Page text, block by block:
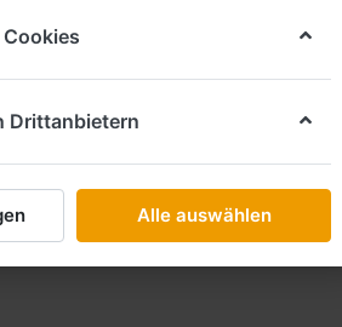
MwSt., zzgl. Versandkosten
Drittanbietern
Alle auswählen